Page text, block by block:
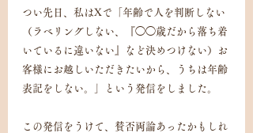
つい先日、私はXで「年齢で人を判断しない
（ラベリングしない、『◯◯歳だから落ち着
いているに違いない』など決めつけない）お
客様にお越しいただきたいから、うちは年齢
表記をしない。」という発信をしました。
この発信をうけて、賛否両論あったかもしれ